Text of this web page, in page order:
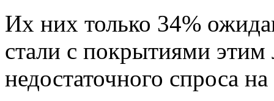
Их них только 34%
стали с покрытиями этим
недостаточного спроса